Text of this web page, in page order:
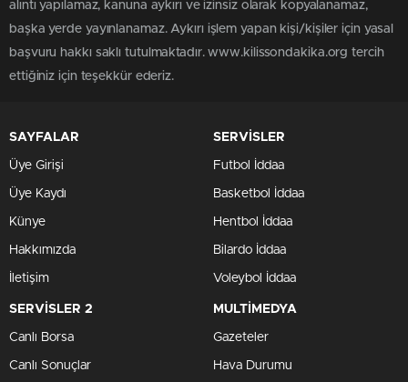
alıntı yapılamaz, kanuna aykırı ve izinsiz olarak kopyalanamaz,
başka yerde yayınlanamaz. Aykırı işlem yapan kişi/kişiler için yasal
başvuru hakkı saklı tutulmaktadır. www.kilissondakika.org tercih
ettiğiniz için teşekkür ederiz.
SAYFALAR
Üye Girişi
Üye Kaydı
Künye
Hakkımızda
İletişim
SERVİSLER
Futbol İddaa
Basketbol İddaa
Hentbol İddaa
Bilardo İddaa
Voleybol İddaa
SERVİSLER 2
Canlı Borsa
Canlı Sonuçlar
MULTİMEDYA
Gazeteler
Hava Durumu